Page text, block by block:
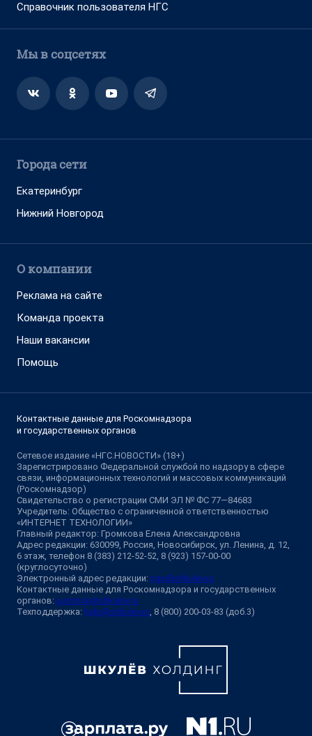
Справочник пользователя НГС
Мы в соцсетях
Города сети
Екатеринбург
Нижний Новгород
О компании
Реклама на сайте
Команда проекта
Наши вакансии
Помощь
Контактные данные для Роскомнадзора
и государственных органов
Сетевое издание «НГС.НОВОСТИ» (18+)
Зарегистрировано Федеральной службой по надзору в сфере
связи, информационных технологий и массовых коммуникаций
(Роскомнадзор)
Свидетельство о регистрации СМИ ЭЛ № ФС 77—84683
Учредитель: Общество с ограниченной ответственностью
«ИНТЕРНЕТ ТЕХНОЛОГИИ»
Главный редактор: Громкова Елена Александровна
Адрес редакции: 630099, Россия, Новосибирск, ул. Ленина, д. 12,
6 этаж, телефон 8 (383) 212-52-52, 8 (923) 157-00-00
(круглосуточно)
Электронный адрес редакции: ngs@shkulev.ru
Контактные данные для Роскомнадзора и государственных
органов: juristnsk@shkulev.ru
Техподдержка: help@shkulev.ru, 8 (800) 200-03-83 (доб.3)